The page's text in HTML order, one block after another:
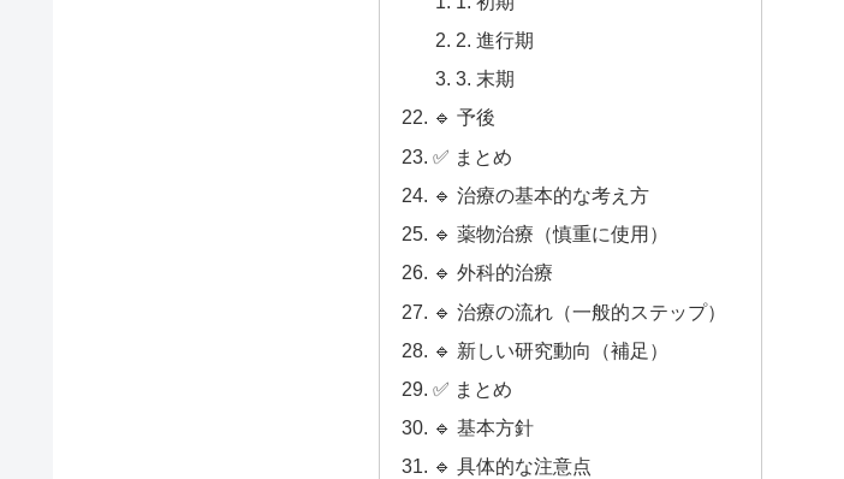
2. 進行期
3. 末期
🔹 予後
✅ まとめ
🔹 治療の基本的な考え方
🔹 薬物治療（慎重に使用）
🔹 外科的治療
🔹 治療の流れ（一般的ステップ）
🔹 新しい研究動向（補足）
✅ まとめ
🔹 基本方針
🔹 具体的な注意点